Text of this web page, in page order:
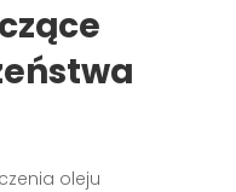
oleju